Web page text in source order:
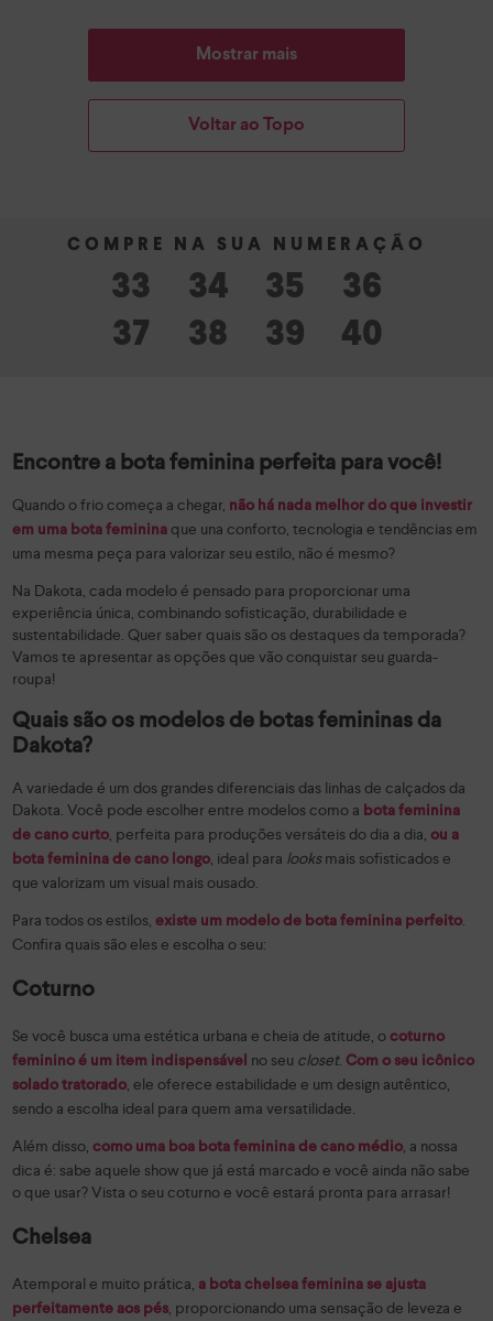
Mostrar mais
Voltar ao Topo
33 34 35
36
37
38 39 40
Encontre a bota feminina perfeita para você!
Quando o frio começa a chegar, não há nada melhor do que investir
em uma bota feminina que una conforto, tecnologia e tendências em
uma mesma peça para valorizar seu estilo, não é mesmo?
Na Dakota, cada modelo é pensado para proporcionar uma
experiência única, combinando sofisticação, durabilidade e
sustentabilidade. Quer saber quais são os destaques da temporada?
Vamos te apresentar as opções que vão conquistar seu guarda-
roupa!
Quais são os modelos de botas femininas da
Dakota?
A variedade é um dos grandes diferenciais das linhas de calçados da
Dakota. Você pode escolher entre modelos como a bota feminina
de cano curto, perfeita para produções versáteis do dia a dia,ou a
bota feminina de cano longo, ideal para looksmais sofisticados e
que valorizam um visual mais ousado.
Para todos os estilos,existe um modelo de bota feminina perfeito.
Confira quais são eles e escolha o seu:
Coturno
Se você busca uma estética urbana e cheia de atitude, ocoturno
feminino é um item indispensável no seu closet.Com o seu icônico
soladotratorado, ele oferece estabilidade e um design autêntico,
sendo a escolha ideal para quem ama versatilidade.
Além disso,como uma boa bota feminina de cano médio, a nossa
dica é: sabe aquele show que já está marcado e você ainda não sabe
o que usar? Vista o seu coturno e você estará pronta para arrasar!
Chelsea
Atemporal e muito prática, a bota chelsea feminina se ajusta
perfeitamente aos pés, proporcionando uma sensação de leveza e